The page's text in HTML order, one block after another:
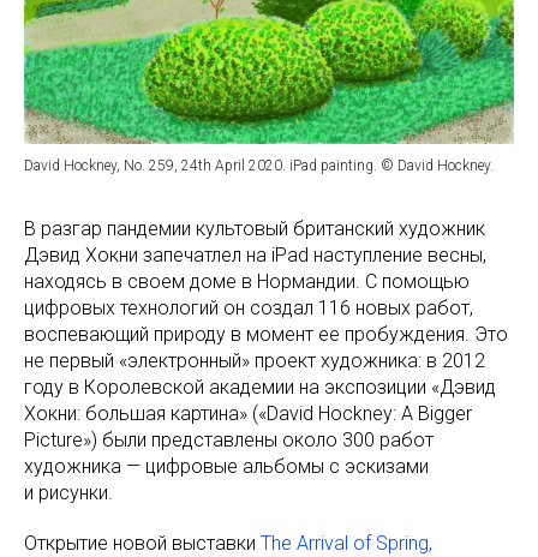
David Hockney, No. 259, 24th April 2020. iPad painting. © David Hockney.
В разгар пандемии культовый британский художник
Дэвид Хокни запечатлел на iPad наступление весны,
находясь в своем доме в Нормандии. С помощью
цифровых технологий он создал 116 новых работ,
воспевающий природу в момент ее пробуждения. Это
не первый «электронный» проект художника: в 2012
году в Королевской академии на экспозиции «Дэвид
Хокни: большая картина» («David Hockney: A Bigger
Picture») были представлены около 300 работ
художника — цифровые альбомы с эскизами
и рисунки.
Открытие новой выставки The Arrival of Spring,